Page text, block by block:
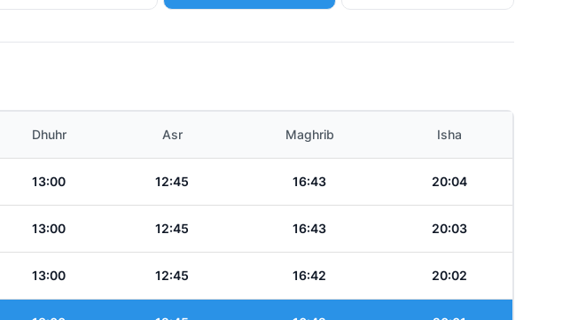
Dhuhr Asr Maghrib Isha
13:00 12:45 16:43 20:04
13:00 12:45 16:43 20:03
13:00 12:45 16:42 20:02